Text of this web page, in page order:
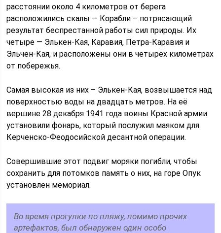
расстоянии около 4 километров от берега
расположились скалы — Корабли – потрясающий
результат беспрестанной работы сил природы. Их
четыре — Элькен-Кая, Каравия, Петра-Каравия и
Эльчен-Кая, и расположены они в четырёх километрах
от побережья.
Самая высокая из них – Элькен-Кая, возвышается над
поверхностью воды на двадцать метров. На её
вершине 28 декабря 1941 года воины Красной армии
установили фонарь, который послужил маяком для
Керченско-Феодосийской десантной операции.
Совершившие этот подвиг моряки погибли, чтобы
сохранить для потомков память о них, на горе Опук
установлен мемориал.
Во время прогулки по пляжу, помимо прочих
артефактов, был обнаружен один особо